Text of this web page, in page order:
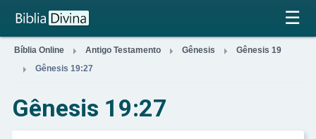
×
☰
Bíblia Online  Antigo Testamento  Gênesis  Gênesis 19
 Gênesis 19:27
Gênesis 19:27